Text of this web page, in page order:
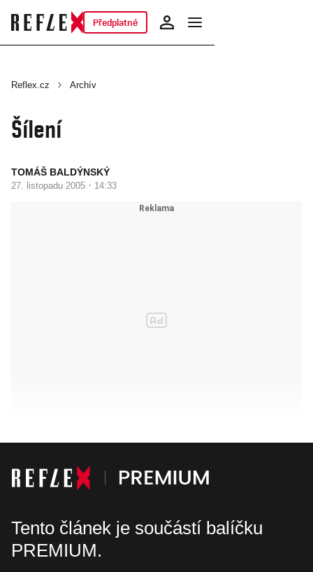
Předplatné
Reflex.cz Archív
Šílení
TOMÁŠ BALDÝNSKÝ
27. listopadu 2005 · 14:33
Tento článek je součástí balíčku
PREMIUM.